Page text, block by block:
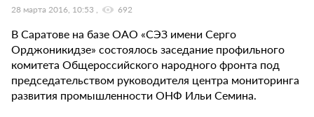
28 марта 2016, 10:53 692
В Саратове на базе ОАО «СЭЗ имени Серго
Орджоникидзе» состоялось заседание профильного
комитета Общероссийского народного фронта под
председательством руководителя центра мониторинга
развития промышленности ОНФ Ильи Семина.